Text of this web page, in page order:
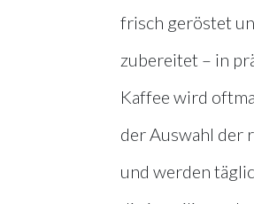
frisch geröstet
zubereitet – in
Kaffee wird
der Auswahl der
und werden